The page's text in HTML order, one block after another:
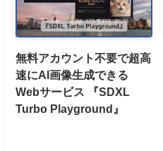
無料アカウント不要で超高
速にAI画像生成できる
Webサービス 『SDXL
Turbo Playground』